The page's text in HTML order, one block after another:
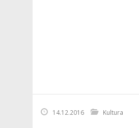
14.12.2016 Kultura